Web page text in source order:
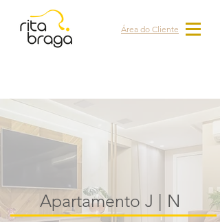
Área do Cliente
Apartamento J | N